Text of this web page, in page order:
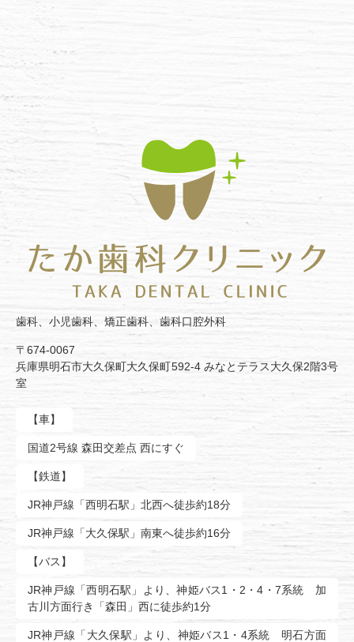
歯科、小児歯科、矯正歯科、歯科口腔外科
〒674-0067
兵庫県明石市大久保町大久保町592-4 みなとテラス大久保2階3号
室
【車】
国道2号線 森田交差点 西にすぐ
【鉄道】
JR神戸線「西明石駅」北西へ徒歩約18分
JR神戸線「大久保駅」南東へ徒歩約16分
【バス】
JR神戸線「西明石駅」より、神姫バス1・2・4・7系統 加
古川方面行き「森田」西に徒歩約1分
JR神戸線「大久保駅」より、神姫バス1・4系統 明石方面